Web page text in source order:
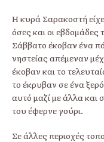
Η κυρά Σαρακοστή
όσες και οι
Σάββατο έκοβαν ένα
νηστείας απέµεναν
έκοβαν και το
το έκρυβαν σε ένα
αυτό µαζί µε άλλα και
του έφερνε γούρι.
Σε άλλες περιοχές